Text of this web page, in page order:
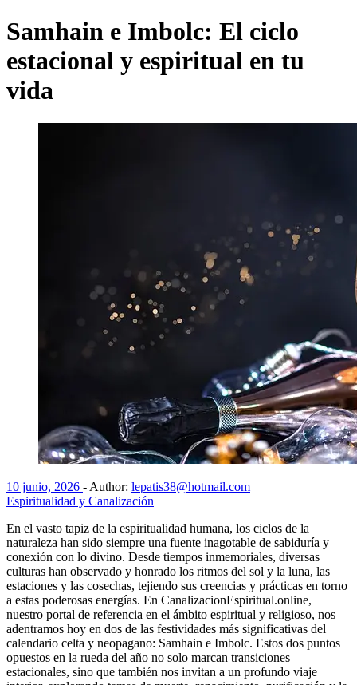
Samhain e Imbolc: El ciclo
estacional y espiritual en tu
vida
10 junio, 2026 - Author: lepatis38@hotmail.com
Espiritualidad y Canalización
En el vasto tapiz de la espiritualidad humana, los ciclos de la
naturaleza han sido siempre una fuente inagotable de sabiduría y
conexión con lo divino. Desde tiempos inmemoriales, diversas
culturas han observado y honrado los ritmos del sol y la luna, las
estaciones y las cosechas, tejiendo sus creencias y prácticas en torno
a estas poderosas energías. En CanalizacionEspiritual.online,
nuestro portal de referencia en el ámbito espiritual y religioso, nos
adentramos hoy en dos de las festividades más significativas del
calendario celta y neopagano: Samhain e Imbolc. Estos dos puntos
opuestos en la rueda del año no solo marcan transiciones
estacionales, sino que también nos invitan a un profundo viaje